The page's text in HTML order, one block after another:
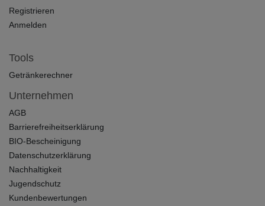
Registrieren
Anmelden
Tools
Getränkerechner
Unternehmen
AGB
Barrierefreiheitserklärung
BIO-Bescheinigung
Datenschutzerklärung
Nachhaltigkeit
Jugendschutz
Kundenbewertungen